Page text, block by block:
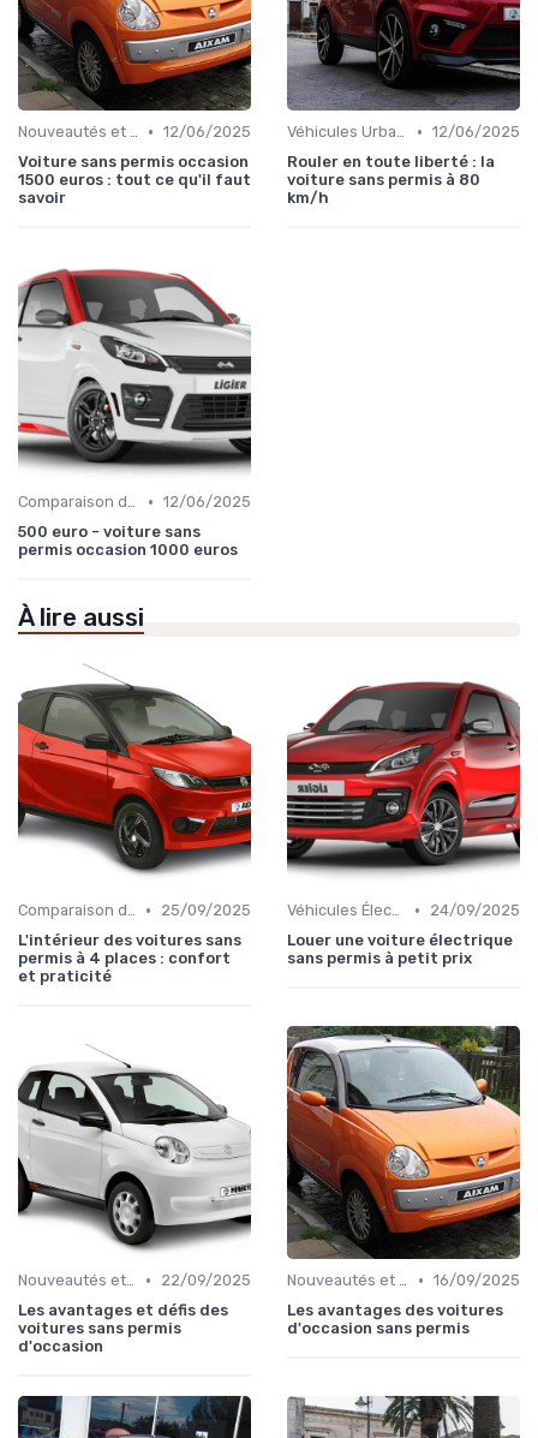
Nouveautés et Tendances • 12/06/2025
Voiture sans permis occasion
1500 euros : tout ce qu'il faut
savoir
Véhicules Urbains • 12/06/2025
Rouler en toute liberté : la
voiture sans permis à 80
km/h
Comparaison des Modèles • 12/06/2025
500 euro - voiture sans
permis occasion 1000 euros
À lire aussi
Comparaison des Modèles •
25/09/2025
L'intérieur des voitures sans
permis à 4 places : confort
et praticité
Véhicules Électriques sans Permis •
24/09/2025
Louer une voiture électrique
sans permis à petit prix
Nouveautés et Tendances •
22/09/2025
Les avantages et défis des
voitures sans permis
d'occasion
Nouveautés et Tendances • 16/09/2025
Les avantages des voitures
d'occasion sans permis